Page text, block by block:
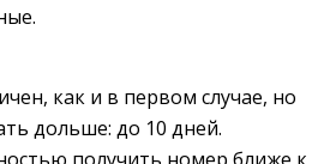
как и в первом случае, но
дольше: до 10 дней.
получить номер ближе к